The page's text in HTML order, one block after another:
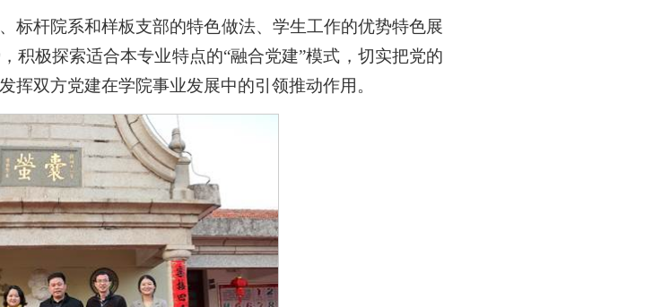
标杆院系和样板支部的特色做法、学生工作的优势特色展
积极探索适合本专业特点的“融合党建”模式，切实把党的
挥双方党建在学院事业发展中的引领推动作用。